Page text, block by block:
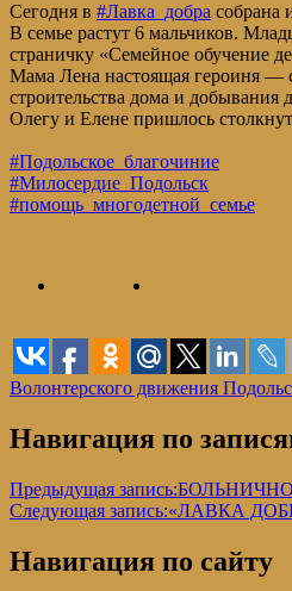
Сегодня в #Лавка_добра собрана
В семье растут 6 мальчиков.
страничку «Семейное обучение
Мама Лена настоящая героиня —
строительства дома и добывания
Олегу и Елене пришлось
#Подольское_благочиние
#Милосердие_Подольск
#помощь_многодетной_семье
Волонтерского движения
Навигация по
Предыдущая запись:
Следующая запись:«ЛАВКА
Навигация по сайту